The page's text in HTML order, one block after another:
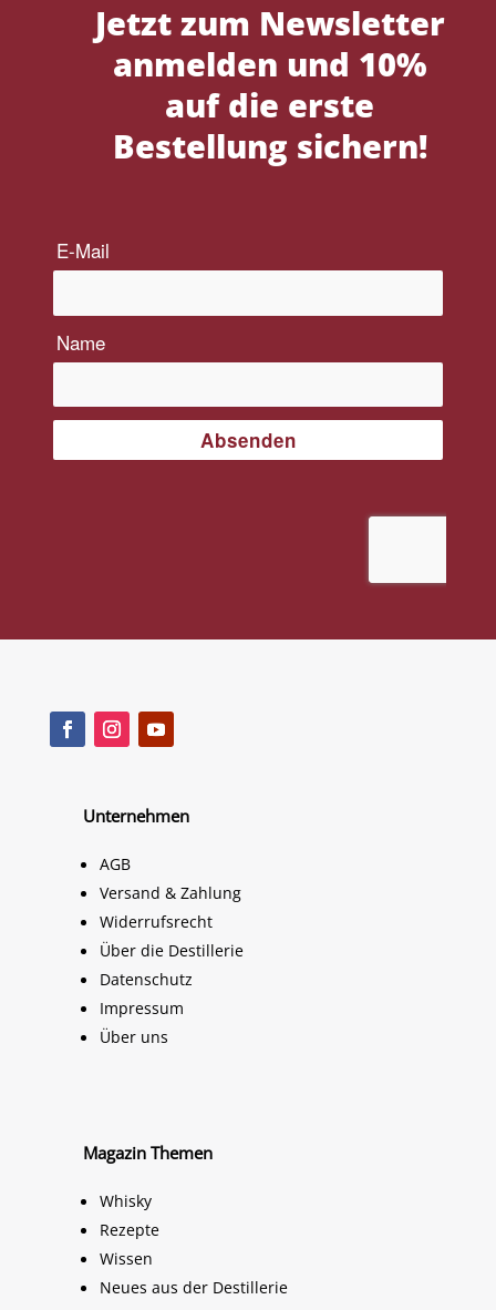
Jetzt zum Newsletter
anmelden und 10%
auf die erste
Bestellung sichern!
Unternehmen
AGB
Versand & Zahlung
Widerrufsrecht
Über die Destillerie
Datenschutz
Impressum
Über uns
Magazin Themen
Whisky
Rezepte
Wissen
Neues aus der Destillerie